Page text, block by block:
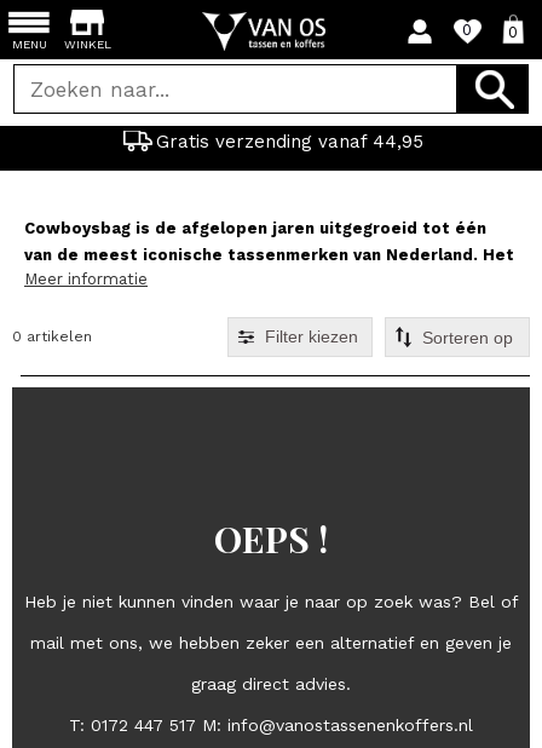
WINKEL
0 0
Gratis verzending vanaf 44,95
MENU
Cowboysbag is de afgelopen jaren uitgegroeid tot één
van de meest iconische tassenmerken van Nederland. Het
in Amsterdam opgerichte tassenmerk werd
Cowboysbag The Bag en de Cowboysbag The Diaperbag.
Op deze pagina shopt u een ruim assortiment
schoudertassen van dit Amsterdamse merk.
Meer informatie
0 artikelen Filter kiezen
OEPS !
Heb je niet kunnen vinden waar je naar op zoek was? Bel of
mail met ons, we hebben zeker een alternatief en geven je
graag direct advies.
T: 0172 447 517 M: info@vanostassenenkoffers.nl